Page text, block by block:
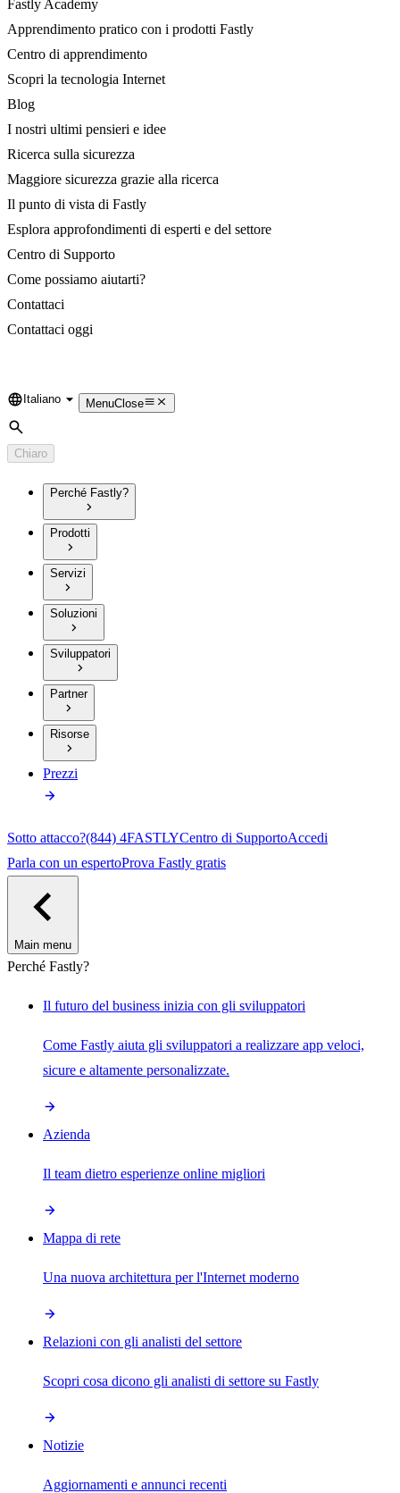
Fastly Academy
Apprendimento pratico con i prodotti Fastly
Centro di apprendimento
Scopri la tecnologia Internet
Blog
I nostri ultimi pensieri e idee
Ricerca sulla sicurezza
Maggiore sicurezza grazie alla ricerca
Il punto di vista di Fastly
Esplora approfondimenti di esperti e del settore
Centro di Supporto
Come possiamo aiutarti?
Contattaci
Contattaci oggi
Language
Italiano MenuClose
Cerca
Chiaro
Perché Fastly?
Prodotti
Servizi
Soluzioni
Sviluppatori
Partner
Risorse
Prezzi
Sotto attacco?(844) 4FASTLYCentro di SupportoAccedi
Parla con un espertoProva Fastly gratis
Main menu
Perché Fastly?
Il futuro del business inizia con gli sviluppatori
Come Fastly aiuta gli sviluppatori a realizzare app veloci,
sicure e altamente personalizzate.
Azienda
Il team dietro esperienze online migliori
Mappa di rete
Una nuova architettura per l'Internet moderno
Relazioni con gli analisti del settore
Scopri cosa dicono gli analisti di settore su Fastly
Notizie
Aggiornamenti e annunci recenti